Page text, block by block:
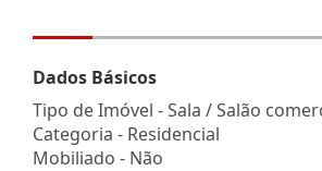
Dados Básicos
Tipo de Imóvel - Sala / Salão
Categoria - Residencial
Mobiliado - Não